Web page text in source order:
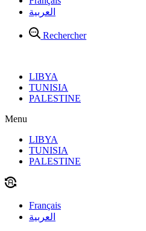
العربية
Rechercher
LIBYA
TUNISIA
PALESTINE
Menu
LIBYA
TUNISIA
PALESTINE
Français
العربية